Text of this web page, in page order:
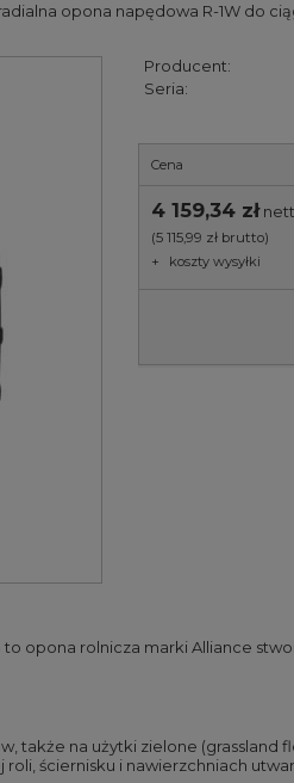
opona napędowa R-1W do
Producent:
Seria:
Cena
4 159,34 zł
(5 115,99 złbrutto)
+
koszty wysyłki
to opona rolnicza marki Alliance
także na użytki zielone
ściernisku i nawierzchniach